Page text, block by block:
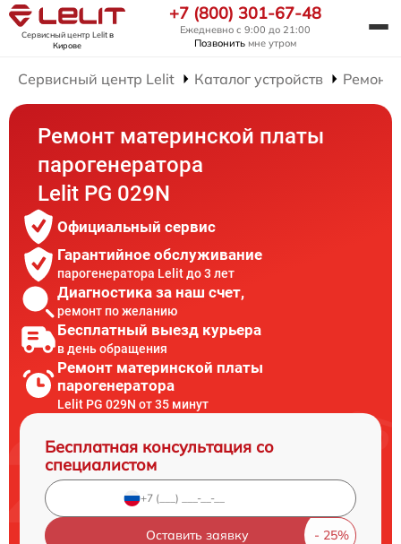
Сервисный центр Lelitв
Кирове
+7 (800) 301-67-48
Ежедневно с 9:00 до 21:00
Позвонить мне утром
Сервисный центр Lelit Каталог устройств Ремонт
Ремонт материнской платы
парогенератора
Lelit PG 029N
Официальный сервис
Гарантийное обслуживание
парогенератора Lelit до 3 лет
Диагностика за наш счет,
ремонт по желанию
Бесплатный выезд курьера
в день обращения
Ремонт материнской платы
парогенератора
Lelit PG 029N от 35 минут
Бесплатная консультация со
специалистом
Оставить заявку